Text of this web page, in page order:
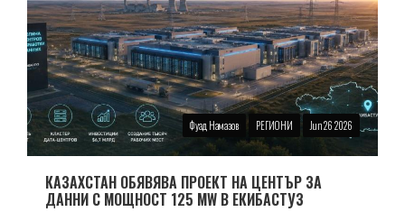
Фуад Намазов РЕГИОНИ Jun 26 2026
КАЗАХСТАН ОБЯВЯВА ПРОЕКТ НА ЦЕНТЪР ЗА
ДАННИ С МОЩНОСТ 125 MW В ЕКИБАСТУЗ